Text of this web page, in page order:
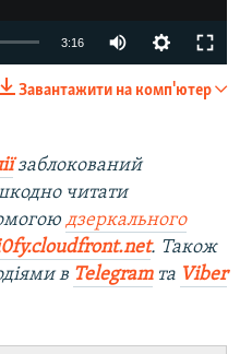
1080p
3:16
720p
1080p
Завантажити на комп'ютер
заблокований
читати
дзеркального
. Також
в Telegramта Viber